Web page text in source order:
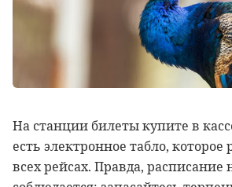
На станции билеты купите в
есть электронное табло, которое
всех рейсах. Правда, расписание